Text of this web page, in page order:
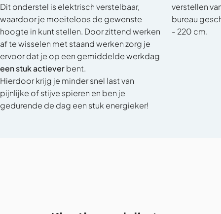
Dit onderstel is elektrisch verstelbaar,
waardoor je moeiteloos de gewenste
hoogte in kunt stellen. Door zittend werken
af te wisselen met staand werken zorg je
ervoor dat je op een gemiddelde werkdag
een stuk actieverbent.
Hierdoor krijg je minder snel last van
pijnlijke of stijve spieren en ben je
gedurende de dag een stuk energieker!
verstellen
bureau
- 220 cm.